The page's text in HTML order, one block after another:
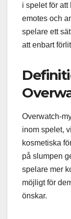
i spelet för
emotes och
spelare ett
att enbart
Overwatch-
inom spelet,
kosmetiska
på slumpen
spelare mer
möjligt för
önskar.